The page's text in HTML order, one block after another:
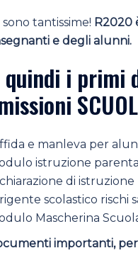
sono tantissime! R2020
e degli alunni.
quindi i primi
e manleva per
istruzione
di
scolastico rischi
Mascherina
importanti,